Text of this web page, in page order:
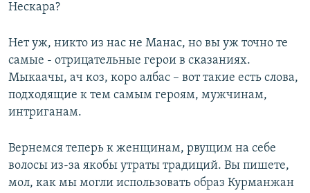
Нескара?
Нет уж, никто из нас не Манас, но вы уж точно те
самые - отрицательные герои в сказаниях.
Мыкаачы, ач коз, коро албас – вот такие есть слова,
подходящие к тем самым героям, мужчинам,
интриганам.
Вернемся теперь к женщинам, рвущим на себе
волосы из-за якобы утраты традиций. Вы пишете,
мол, как мы могли использовать образ Курманжан